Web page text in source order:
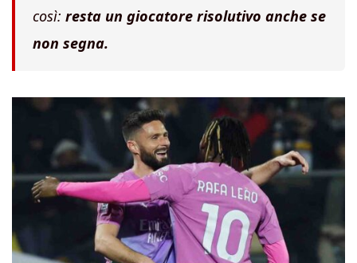
così: resta un giocatore risolutivo anche se
non segna.